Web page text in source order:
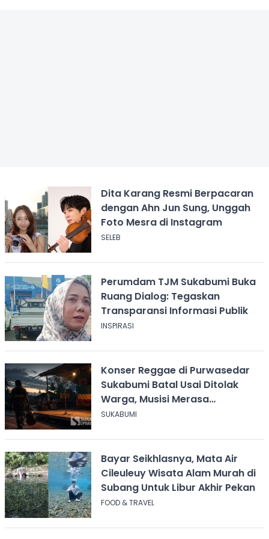
Dita Karang Resmi Berpacaran
dengan Ahn Jun Sung, Unggah
Foto Mesra di Instagram
SELEB
Perumdam TJM Sukabumi Buka
Ruang Dialog: Tegaskan
Transparansi Informasi Publik
INSPIRASI
Konser Reggae di Purwasedar
Sukabumi Batal Usai Ditolak
Warga, Musisi Merasa
Didiskreditkan
SUKABUMI
Bayar Seikhlasnya, Mata Air
Cileuleuy Wisata Alam Murah di
Subang Untuk Libur Akhir Pekan
FOOD & TRAVEL